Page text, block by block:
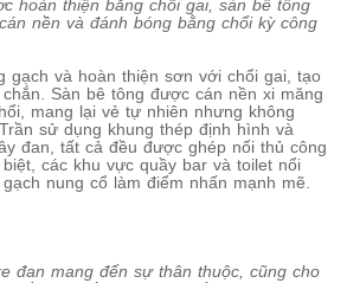
hoàn thiện bằng chổi gai, sàn bê tông
nền và đánh bóng bằng chổi kỳ công
gạch và hoàn thiện sơn với chổi gai, tạo
Sàn bê tông được cán nền xi măng
mang lại vẻ tự nhiên nhưng không
sử dụng khung thép định hình và
đan, tất cả đều được ghép nối thủ công
các khu vực quầy bar và toilet nổi
nung cổ làm điểm nhấn mạnh mẽ.
đan mang đến sự thân thuộc, cũng cho